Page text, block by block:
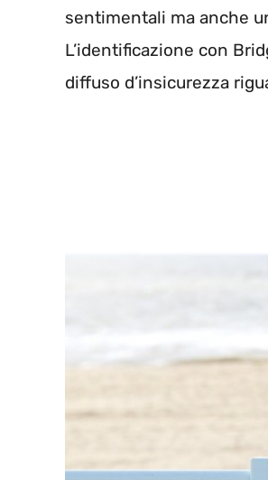
sentimentali ma anche
L’identificazione con
diffuso d’insicurezza